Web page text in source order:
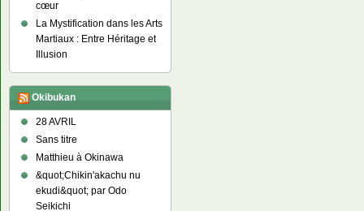
cœur
La Mystification dans les Arts
Martiaux : Entre Héritage et
Illusion
Okibukan
28 AVRIL
Sans titre
Matthieu à Okinawa
&quot;Chikin'akachu nu
ekudi&quot; par Odo
Seikichi